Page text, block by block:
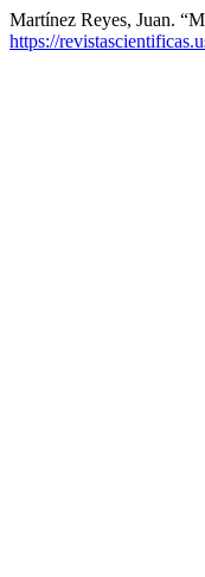
Martínez Reyes, Juan.
https://